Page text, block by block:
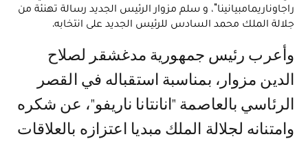
راجاوناريمامبيانينا"، و سلم مزوار الرئيس الجديد رسالة تهنئة من
جلالة الملك محمد السادس للرئيس الجديد على انتخابه.
و أعرب رئيس جمهورية مدغشقر لصلاح
الدين مزوار، بمناسبة استقباله في القصر
الرئاسي بالعاصمة "انانتانا ناريفو"، عن شكره
وامتنانه لجلالة الملك مبديا اعتزازه بالعلاقات